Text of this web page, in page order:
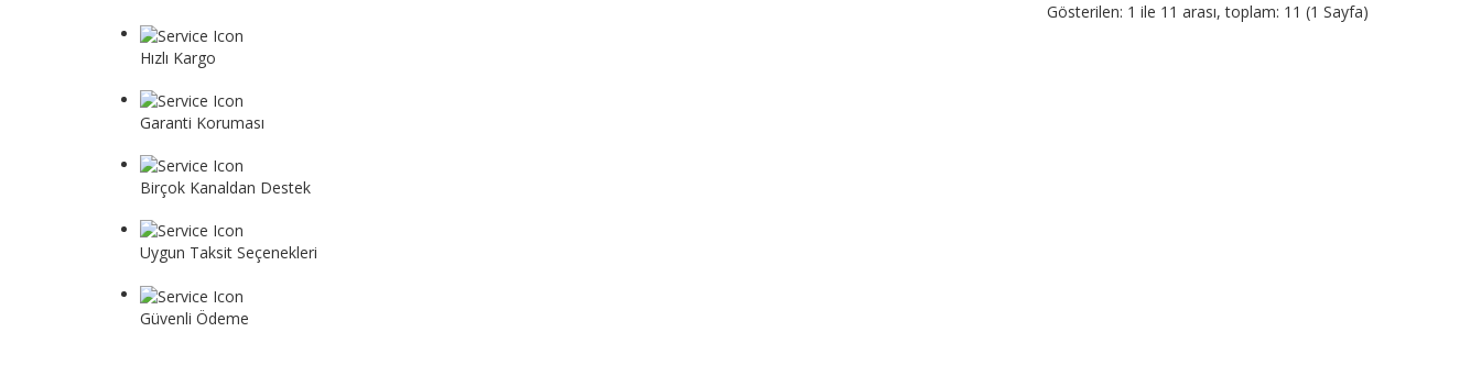
Gösterilen: 1 ile 11 arası, toplam: 11 (1 Sayfa)
Hızlı Kargo
Garanti Koruması
Birçok Kanaldan Destek
Uygun Taksit Seçenekleri
Güvenli Ödeme